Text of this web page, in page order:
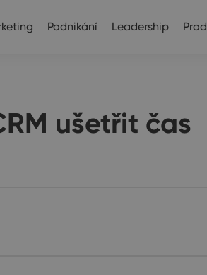
Podnikání Leadership
ušetřit čas